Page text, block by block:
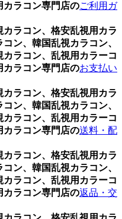
カラコン専門店のご利用ガ
ラコン、格安乱視用カラ
ン、韓国乱視カラコン、
ラコン、乱視用カラーコ
カラコン専門店のお支払い
ラコン、格安乱視用カラ
ン、韓国乱視カラコン、
ラコン、乱視用カラーコ
カラコン専門店の送料・配
ラコン、格安乱視用カラ
ン、韓国乱視カラコン、
ラコン、乱視用カラーコ
カラコン専門店の返品・交